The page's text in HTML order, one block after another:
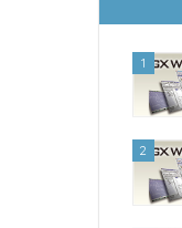
15位
1
2